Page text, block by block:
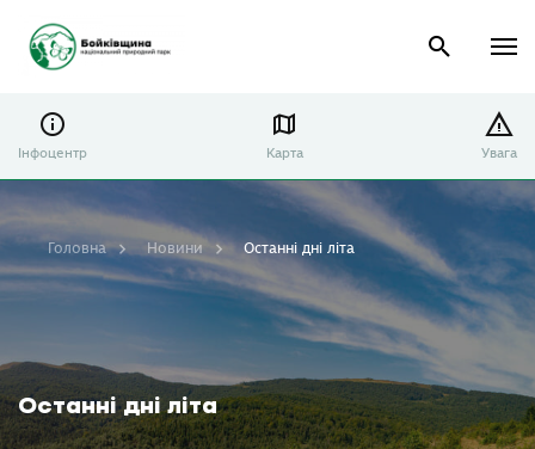
Інфоцентр Карта Увага
Останні дні літа
Головна Новини Останні дні літа